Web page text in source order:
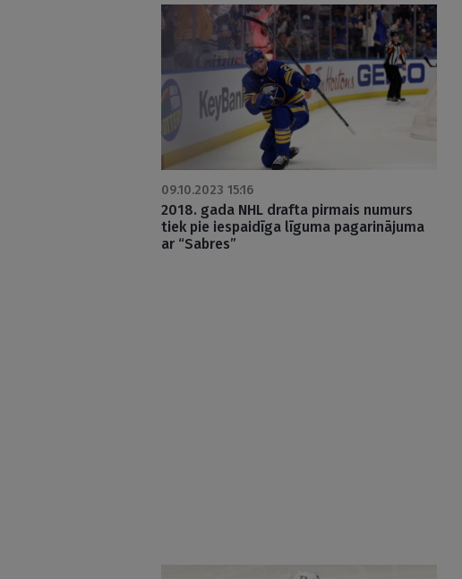
09.10.2023 15:16
2018. gada NHL drafta pirmais numurs
tiek pie iespaidīga līguma pagarinājuma
ar “Sabres”